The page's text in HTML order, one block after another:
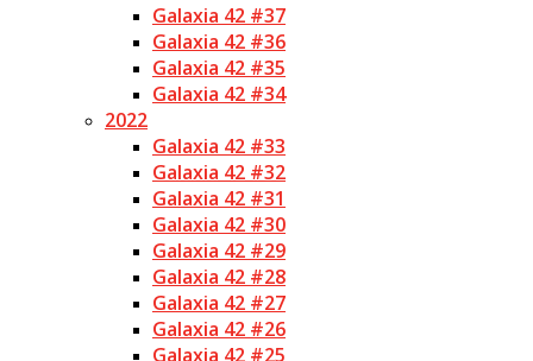
Galaxia 42 #37
Galaxia 42 #36
Galaxia 42 #35
Galaxia 42 #34
2022
Galaxia 42 #33
Galaxia 42 #32
Galaxia 42 #31
Galaxia 42 #30
Galaxia 42 #29
Galaxia 42 #28
Galaxia 42 #27
Galaxia 42 #26
Galaxia 42 #25